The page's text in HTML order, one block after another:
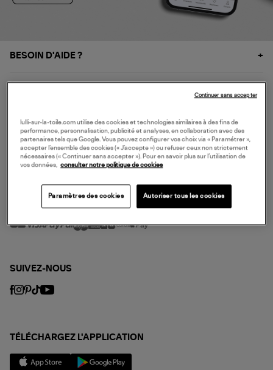
BESOIN D'AIDE ?
NOS SERVICES
SERVICE CLIENT
MODE DE PAIEMENT
SUIVEZ-NOUS
TÉLÉCHARGEZ L'APPLICATION
lulli-sur-la-toile.com utilise des cookies et technologies similaires à des fins de
performance, personnalisation, publicité et analyses, en collaboration avec des
partenaires tels que Google. Vous pouvez configurer vos choix via « Paramétrer »,
accepter l’ensemble des cookies (« J’accepte ») ou refuser ceux non strictement
nécessaires (« Continuer sans accepter »). Pour en savoir plus sur l’utilisation de
vos données,
consulter notre politique de cookies
Paramètres des cookies Autoriser tous les cookies
Continuer sans accepter